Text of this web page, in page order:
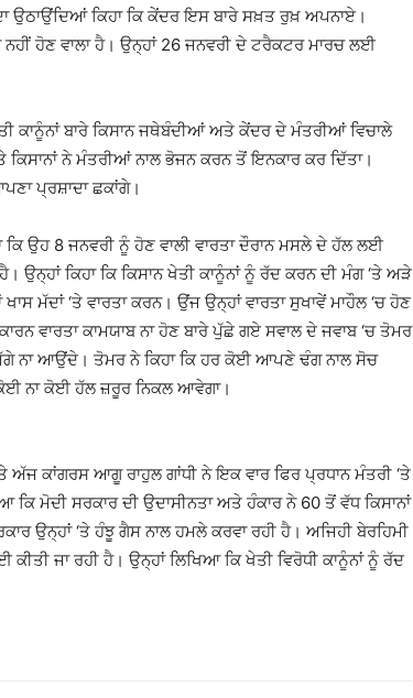
ਉਠਾਉਂਦਿਆਂ ਕਿਹਾ ਕਿ ਕੇਂਦਰ ਇਸ ਬਾਰੇ ਸਖ਼ਤ ਰੁਖ਼ ਅਪਨਾਏ।
ਹੋਣ ਵਾਲਾ ਹੈ। ਉਨ੍ਹਾਂ 26 ਜਨਵਰੀ ਦੇ ਟਰੈਕਟਰ ਮਾਰਚ ਲਈ
ਕਾਨੂੰਨਾਂ ਬਾਰੇ ਕਿਸਾਨ ਜਥੇਬੰਦੀਆਂ ਅਤੇ ਕੇਂਦਰ ਦੇ ਮੰਤਰੀਆਂ ਵਿਚਾਲੇ
ਨੇ ਮੰਤਰੀਆਂ ਨਾਲ ਭੋਜਨ ਕਰਨ ਤੋਂ ਇਨਕਾਰ ਕਰ ਦਿੱਤਾ।
ਪ੍ਰਸ਼ਾਦਾ ਛਕਾਂਗੇ।
ਕਿ ਉਹ 8 ਜਨਵਰੀ ਨੂੰ ਹੋਣ ਵਾਲੀ ਵਾਰਤਾ ਦੌਰਾਨ ਮਸਲੇ ਦੇ ਹੱਲ ਲਈ
ਉਨ੍ਹਾਂ ਕਿਹਾ ਕਿ ਕਿਸਾਨ ਖੇਤੀ ਕਾਨੂੰਨਾਂ ਨੂੰ ਰੱਦ ਕਰਨ ਦੀ ਮੰਗ ‘ਤੇ ਅੜੇ
ਮੱਦਾਂ ‘ਤੇ ਵਾਰਤਾ ਕਰਨ। ਉਂਜ ਉਨ੍ਹਾਂ ਵਾਰਤਾ ਸੁਖਾਵੇਂ ਮਾਹੌਲ ‘ਚ ਹੋਣ
ਵਾਰਤਾ ਕਾਮਯਾਬ ਨਾ ਹੋਣ ਬਾਰੇ ਪੁੱਛੇ ਗਏ ਸਵਾਲ ਦੇ ਜਵਾਬ ‘ਚ ਤੋਮਰ
ਅੱਗੇ ਨਾ ਆਉਂਦੇ। ਤੋਮਰ ਨੇ ਕਿਹਾ ਕਿ ਹਰ ਕੋਈ ਆਪਣੇ ਢੰਗ ਨਾਲ ਸੋਚ
ਨਾ ਕੋਈ ਹੱਲ ਜ਼ਰੂਰ ਨਿਕਲ ਆਵੇਗਾ।
ਅੱਜ ਕਾਂਗਰਸ ਆਗੂ ਰਾਹੁਲ ਗਾਂਧੀ ਨੇ ਇਕ ਵਾਰ ਫਿਰ ਪ੍ਰਧਾਨ ਮੰਤਰੀ ‘ਤੇ
ਮੋਦੀ ਸਰਕਾਰ ਦੀ ਉਦਾਸੀਨਤਾ ਅਤੇ ਹੰਕਾਰ ਨੇ 60 ਤੋਂ ਵੱਧ ਕਿਸਾਨਾਂ
ਉਨ੍ਹਾਂ ‘ਤੇ ਹੰਝੂ ਗੈਸ ਨਾਲ ਹਮਲੇ ਕਰਵਾ ਰਹੀ ਹੈ। ਅਜਿਹੀ ਬੇਰਹਿਮੀ
ਜਾ ਰਹੀ ਹੈ। ਉਨ੍ਹਾਂ ਲਿਖਿਆ ਕਿ ਖੇਤੀ ਵਿਰੋਧੀ ਕਾਨੂੰਨਾਂ ਨੂੰ ਰੱਦ